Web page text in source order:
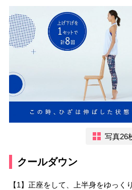
写真26
クールダウン
【1】正座をして、上半身をゆっく